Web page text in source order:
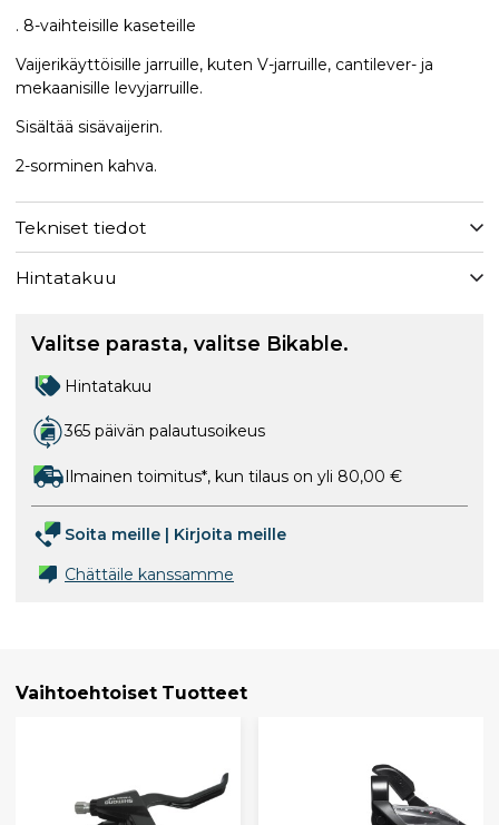
. 8-vaihteisille kaseteille
Vaijerikäyttöisille jarruille, kuten V-jarruille, cantilever- ja
mekaanisille levyjarruille.
Sisältää sisävaijerin.
2-sorminen kahva.
Tekniset tiedot
Hintatakuu
Valitse parasta, valitse Bikable.
Hintatakuu
365 päivän palautusoikeus
Ilmainen toimitus*, kun tilaus on yli 80,00 €
Soita meille | Kirjoita meille
Chättäile kanssamme
Vaihtoehtoiset Tuotteet